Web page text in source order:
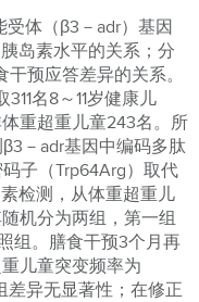
体（β3－adr）基因
岛素水平的关系；分
预应答差异的关系。
名8～11岁健康儿
重超重儿童243名。所
－adr基因中编码多肽
子（Trp64Arg）取代
检测，从体重超重儿
机分为两组，第一组
组。膳食干预3个月再
儿童突变频率为
差异无显著性；在修正